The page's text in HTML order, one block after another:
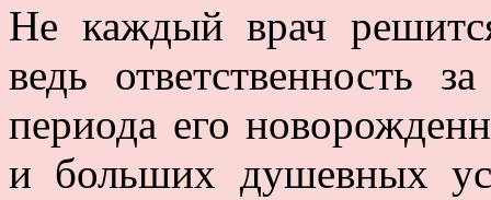
Не каждый врач
ведь ответственность
периода его
и больших душевных